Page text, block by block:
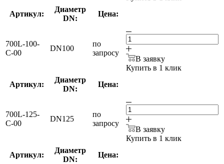
Артикул:
Диаметр
DN:
Цена:
700L-100-
С-00
DN100
по
запросу
В заявку
Купить в 1 клик
Артикул:
Диаметр
DN:
Цена:
700L-125-
С-00
DN125
по
запросу
В заявку
Купить в 1 клик
Артикул:
Диаметр
DN:
Цена: